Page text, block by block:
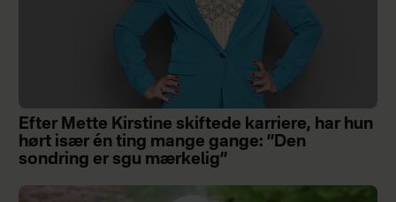
Efter Mette Kirstine skiftede karriere, har hun
hørt især én ting mange gange: ”Den
sondring er sgu mærkelig”